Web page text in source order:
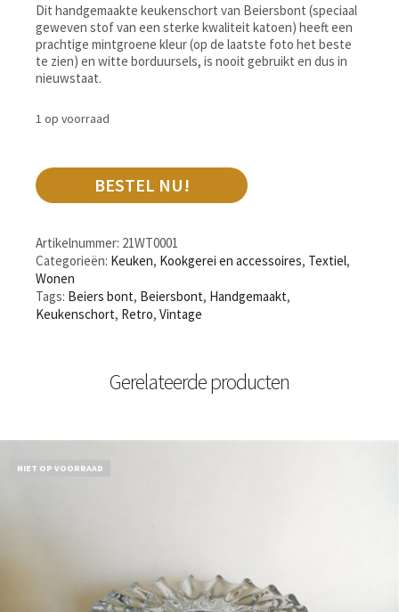
Dit handgemaakte keukenschort van Beiersbont (speciaal
geweven stof van een sterke kwaliteit katoen) heeft een
prachtige mintgroene kleur (op de laatste foto het beste
te zien) en witte borduursels, is nooit gebruikt en dus in
nieuwstaat.
1 op voorraad
BESTEL NU!
Artikelnummer: 21WT0001
Categorieën: Keuken, Kookgerei en accessoires, Textiel,
Wonen
Tags: Beiers bont, Beiersbont, Handgemaakt,
Keukenschort, Retro, Vintage
Gerelateerde producten
NIET OP VOORRAAD